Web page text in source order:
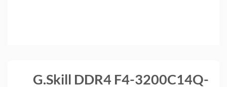
G.Skill DDR4 F4-3200C14Q-